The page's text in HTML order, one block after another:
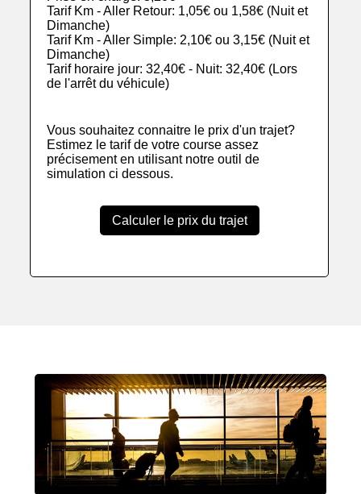
Tarif Km - Aller Retour: 1,05€ ou 1,58€ (Nuit et
Dimanche)
Tarif Km - Aller Simple: 2,10€ ou 3,15€ (Nuit et
Dimanche)
Tarif horaire jour: 32,40€ - Nuit: 32,40€ (Lors
de l'arrêt du véhicule)
Vous souhaitez connaitre le prix d'un trajet?
Estimez le tarif de votre course assez
précisement en utilisant notre outil de
simulation ci dessous.
Calculer le prix du trajet